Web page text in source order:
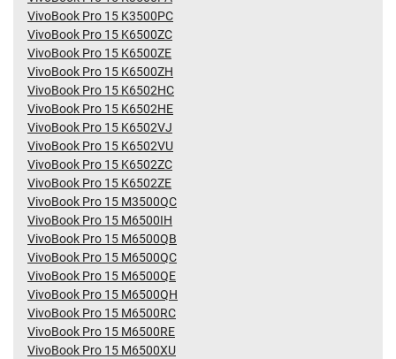
VivoBook Pro 15 K3500PC
VivoBook Pro 15 K6500ZC
VivoBook Pro 15 K6500ZE
VivoBook Pro 15 K6500ZH
VivoBook Pro 15 K6502HC
VivoBook Pro 15 K6502HE
VivoBook Pro 15 K6502VJ
VivoBook Pro 15 K6502VU
VivoBook Pro 15 K6502ZC
VivoBook Pro 15 K6502ZE
VivoBook Pro 15 M3500QC
VivoBook Pro 15 M6500IH
VivoBook Pro 15 M6500QB
VivoBook Pro 15 M6500QC
VivoBook Pro 15 M6500QE
VivoBook Pro 15 M6500QH
VivoBook Pro 15 M6500RC
VivoBook Pro 15 M6500RE
VivoBook Pro 15 M6500XU